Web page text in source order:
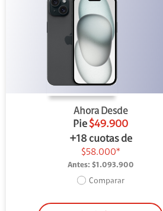
Ahora Desde
Pie $49.900
+18 cuotas de
$58.000*
Antes: $1.093.900
Comparar